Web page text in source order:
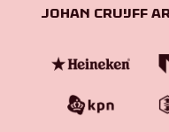
Johan Cruijff